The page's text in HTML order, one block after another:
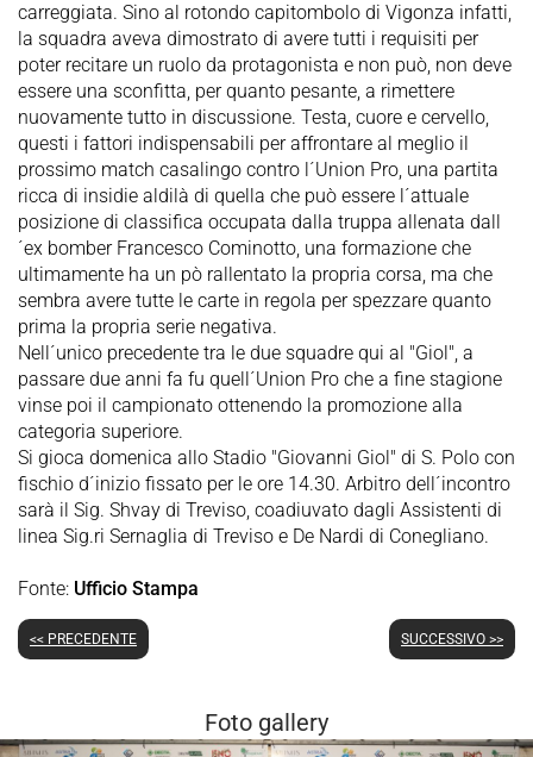
carreggiata. Sino al rotondo capitombolo di Vigonza infatti,
la squadra aveva dimostrato di avere tutti i requisiti per
poter recitare un ruolo da protagonista e non può, non deve
essere una sconfitta, per quanto pesante, a rimettere
nuovamente tutto in discussione. Testa, cuore e cervello,
questi i fattori indispensabili per affrontare al meglio il
prossimo match casalingo contro l´Union Pro, una partita
ricca di insidie aldilà di quella che può essere l´attuale
posizione di classifica occupata dalla truppa allenata dall
´ex bomber Francesco Cominotto, una formazione che
ultimamente ha un pò rallentato la propria corsa, ma che
sembra avere tutte le carte in regola per spezzare quanto
prima la propria serie negativa.
Nell´unico precedente tra le due squadre qui al "Giol", a
passare due anni fa fu quell´Union Pro che a fine stagione
vinse poi il campionato ottenendo la promozione alla
categoria superiore.
Si gioca domenica allo Stadio "Giovanni Giol" di S. Polo con
fischio d´inizio fissato per le ore 14.30. Arbitro dell´incontro
sarà il Sig. Shvay di Treviso, coadiuvato dagli Assistenti di
linea Sig.ri Sernaglia di Treviso e De Nardi di Conegliano.
Fonte: Ufficio Stampa
<< PRECEDENTE SUCCESSIVO >>
Foto gallery